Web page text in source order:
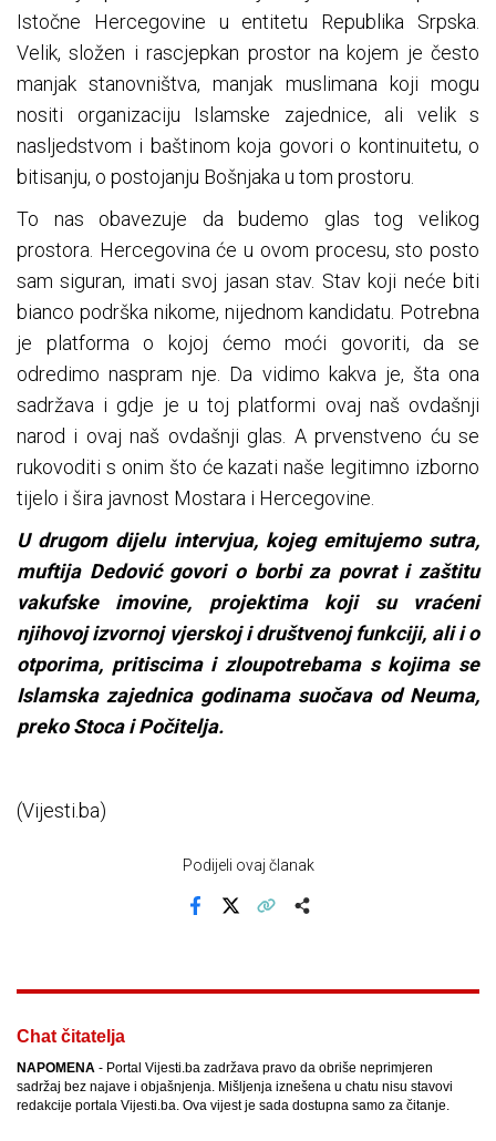
Istočne Hercegovine u entitetu Republika Srpska.
Velik, složen i rascjepkan prostor na kojem je često
manjak stanovništva, manjak muslimana koji mogu
nositi organizaciju Islamske zajednice, ali velik s
nasljedstvom i baštinom koja govori o kontinuitetu, o
bitisanju, o postojanju Bošnjaka u tom prostoru.
To nas obavezuje da budemo glas tog velikog
prostora. Hercegovina će u ovom procesu, sto posto
sam siguran, imati svoj jasan stav. Stav koji neće biti
bianco podrška nikome, nijednom kandidatu. Potrebna
je platforma o kojoj ćemo moći govoriti, da se
odredimo naspram nje. Da vidimo kakva je, šta ona
sadržava i gdje je u toj platformi ovaj naš ovdašnji
narod i ovaj naš ovdašnji glas. A prvenstveno ću se
rukovoditi s onim što će kazati naše legitimno izborno
tijelo i šira javnost Mostara i Hercegovine.
U drugom dijelu intervjua, kojeg emitujemo sutra,
muftija Dedović govori o borbi za povrat i zaštitu
vakufske imovine, projektima koji su vraćeni
njihovoj izvornoj vjerskoj i društvenoj funkciji, ali i o
otporima, pritiscima i zloupotrebama s kojima se
Islamska zajednica godinama suočava od Neuma,
preko Stoca i Počitelja.
(Vijesti.ba)
Podijeli ovaj članak
Chat čitatelja
NAPOMENA - Portal Vijesti.ba zadržava pravo da obriše neprimjeren
sadržaj bez najave i objašnjenja. Mišljenja iznešena u chatu nisu stavovi
redakcije portala Vijesti.ba. Ova vijest je sada dostupna samo za čitanje.